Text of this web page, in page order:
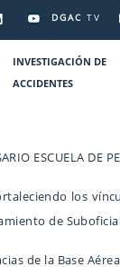
DGAC TV
INVESTIGACIÓN DE
ACCIDENTES
ESCUELA DE
los
de
de la Base